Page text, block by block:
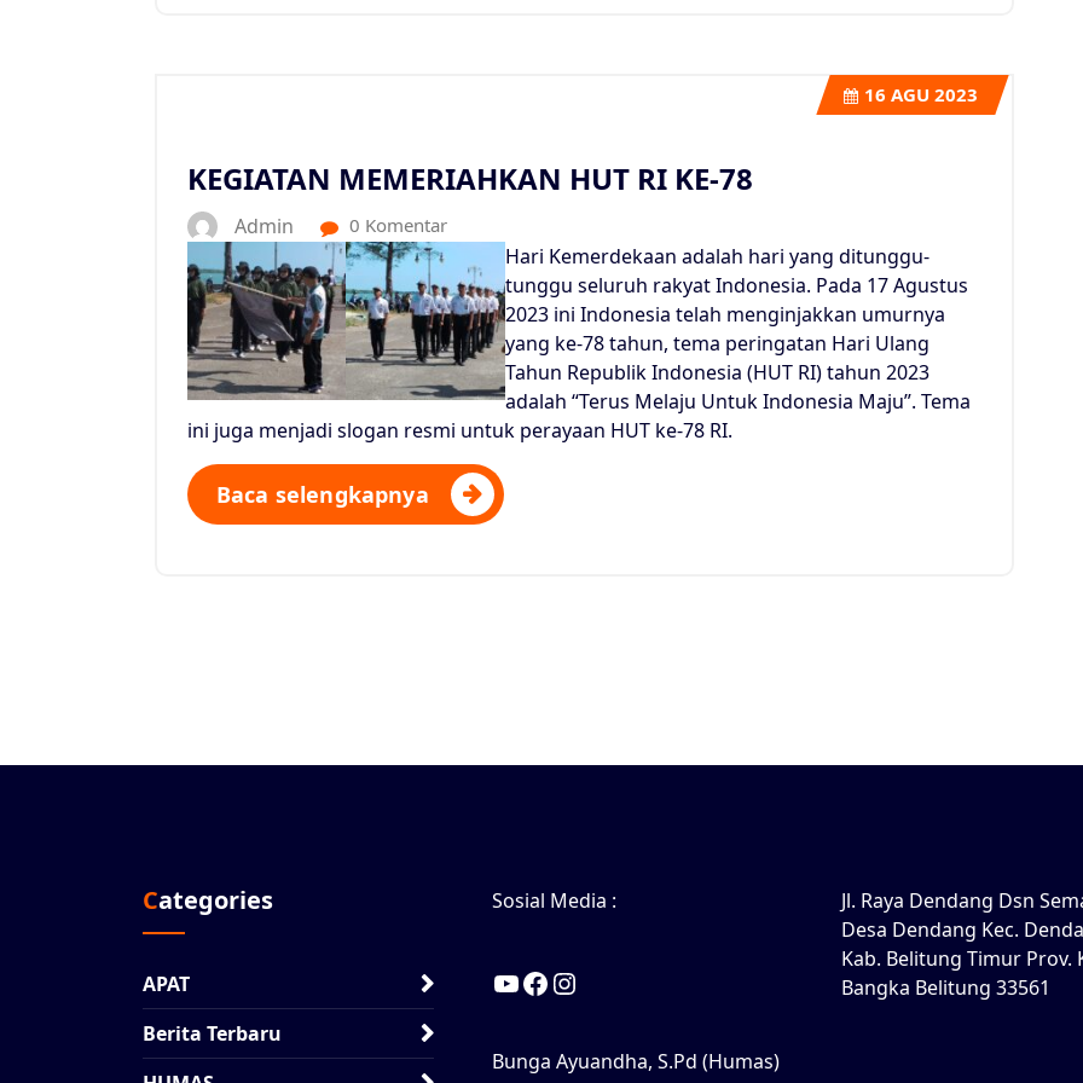
KEGIATAN MEMERIAHKAN HUT RI KE-78
16 AGU 2023
Admin 0 Komentar
Hari Kemerdekaan adalah hari yang ditunggu-
tunggu seluruh rakyat Indonesia. Pada 17 Agustus
2023 ini Indonesia telah menginjakkan umurnya
yang ke-78 tahun, tema peringatan Hari Ulang
Tahun Republik Indonesia (HUT RI) tahun 2023
adalah “Terus Melaju Untuk Indonesia Maju”. Tema
ini juga menjadi slogan resmi untuk perayaan HUT ke-78 RI.
Baca selengkapnya
Categories
APAT
Berita Terbaru
Sosial Media :
YouTube
Facebook
Bunga Ayuandha, S.Pd (Humas)
Jl. Raya Dendang Dsn
Desa Dendang Kec.
Kab. Belitung Timur Prov.
Bangka Belitung 33561